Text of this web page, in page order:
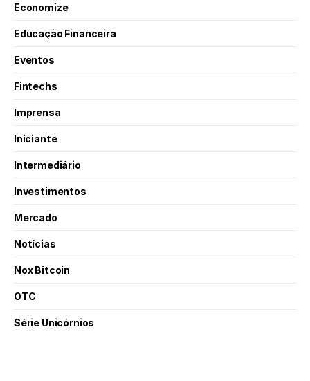
Economize
Educação Financeira
Eventos
Fintechs
Imprensa
Iniciante
Intermediário
Investimentos
Mercado
Notícias
Nox Bitcoin
OTC
Série Unicórnios